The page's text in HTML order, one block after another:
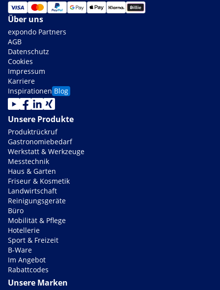
Über uns
expondo Partners
AGB
Datenschutz
Cookies
Impressum
Karriere
Inspirationen Blog
Unsere Produkte
Produktrückruf
Gastronomiebedarf
Werkstatt & Werkzeuge
Messtechnik
Haus & Garten
Friseur & Kosmetik
Landwirtschaft
Reinigungsgeräte
Büro
Mobilität & Pflege
Hotellerie
Sport & Freizeit
B-Ware
Im Angebot
Rabattcodes
Unsere Marken